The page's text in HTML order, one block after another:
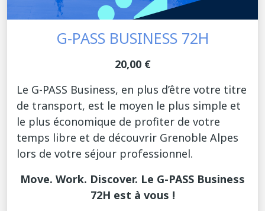
G-PASS BUSINESS 72H
20,00 €
Le G-PASS Business, en plus d’être votre titre
de transport, est le moyen le plus simple et
le plus économique de profiter de votre
temps libre et de découvrir Grenoble Alpes
lors de votre séjour professionnel.
Move. Work. Discover. Le G-PASS Business
72H est à vous !